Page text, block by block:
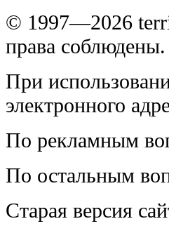
© 1997—2026
права соблюдены.
При
электронного
По рекламным
По остальным
Старая версия